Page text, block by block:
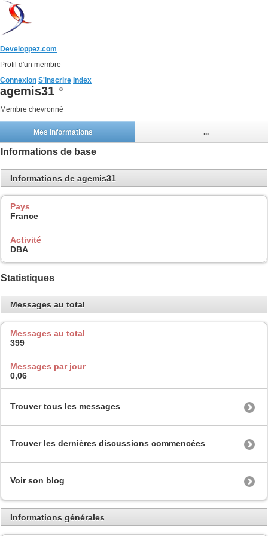
Developpez.com
Profil d'un membre
Connexion S'inscrire Index
agemis31
Membre chevronné
Mes informations ...
Informations de base
Informations de agemis31
Pays
France
Activité
DBA
Statistiques
Messages au total
Messages au total
399
Messages par jour
0,06
Trouver tous les messages
Trouver les dernières discussions commencées
Voir son blog
Informations générales